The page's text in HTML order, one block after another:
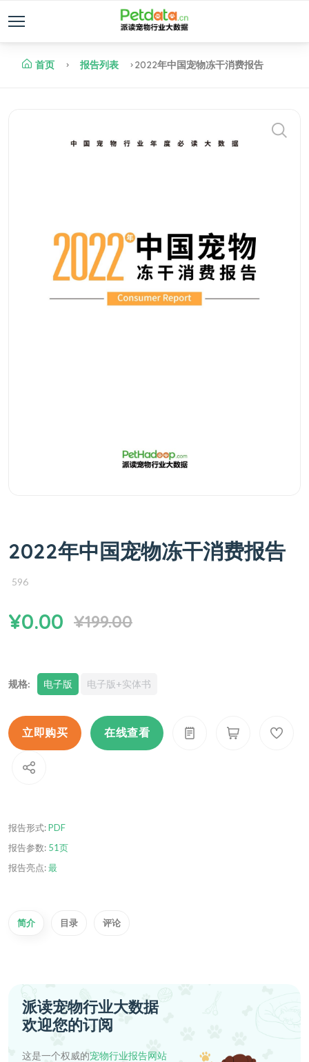
首页 报告列表 2022年中国宠物冻干消费报告
2022年中国宠物冻干消费报告
596
¥0.00 ¥199.00
规格: 电子版 电子版+实体书
立即购买 在线查看
报告形式:PDF
报告参数: 51页
报告亮点:最
简介 目录 评论
派读宠物行业大数据
欢迎您的订阅
这是一个权威的宠物行业报告网站